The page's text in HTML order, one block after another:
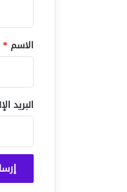
*
الاسم *
البريد